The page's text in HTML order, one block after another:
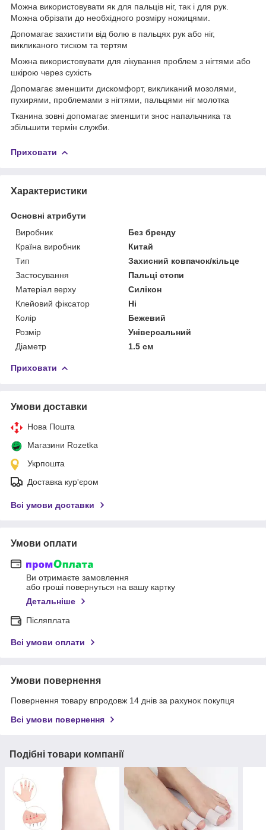
Можна використовувати як для пальців ніг, так і для рук.
Можна обрізати до необхідного розміру ножицями.
Допомагає захистити від болю в пальцях рук або ніг,
викликаного тиском та тертям
Можна використовувати для лікування проблем з нігтями або
шкірою через сухість
Допомагає зменшити дискомфорт, викликаний мозолями,
пухирями, проблемами з нігтями, пальцями ніг молотка
Тканина зовні допомагає зменшити знос напальчника та
збільшити термін служби.
Приховати
Характеристики
Основні атрибути
Виробник
Без бренду
Країна виробник
Китай
Тип
Захисний ковпачок/кільце
Застосування
Пальці стопи
Матеріал верху
Силікон
Клейовий фіксатор
Ні
Колір
Бежевий
Розмір
Універсальний
Діаметр
1.5 см
Приховати
Умови доставки
Нова Пошта
Магазини Rozetka
Укрпошта
Доставка кур'єром
Всі умови доставки
Умови оплати
Ви отримаєте замовлення
або гроші повернуться на вашу картку
Детальніше
Післяплата
Всі умови оплати
Умови повернення
Повернення товару впродовж 14 днів за рахунок покупця
Всі умови повернення
Подібні товари компанії